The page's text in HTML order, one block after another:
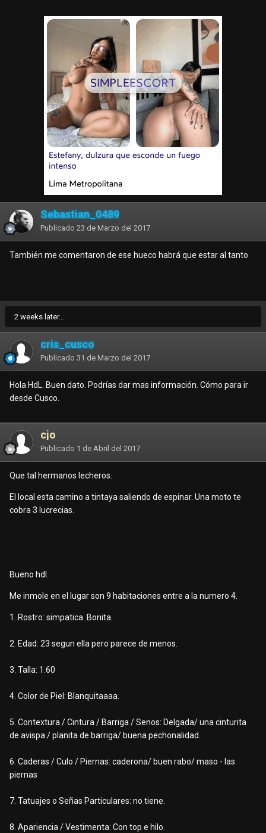
Sebastian_0489
Publicado 23 de Marzo del 2017
También me comentaron de ese hueco habrá que estar al tanto
2 weeks later...
cris_cusco
Publicado 31 de Marzo del 2017
Hola HdL. Buen dato. Podrías dar mas información. Cómo para ir
desde Cusco.
cjo
Publicado 1 de Abril del 2017
Que tal hermanos lecheros.
El local esta camino a tintaya saliendo de espinar. Una moto te
cobra 3 lucrecias.
Bueno hdl.
Me inmole en el lugar son 9 habitaciones entre a la numero 4.
1. Rostro: simpatica. Bonita.
2. Edad: 23 segun ella pero parece de menos.
3. Talla: 1.60
4. Color de Piel: Blanquitaaaa.
5. Contextura / Cintura / Barriga / Senos: Delgada/ una cinturita
de avispa / planita de barriga/ buena pechonalidad.
6. Caderas / Culo / Piernas: caderona/ buen rabo/ maso - las
piernas
7. Tatuajes o Señas Particulares: no tiene.
8. Apariencia / Vestimenta: Con top e hilo.